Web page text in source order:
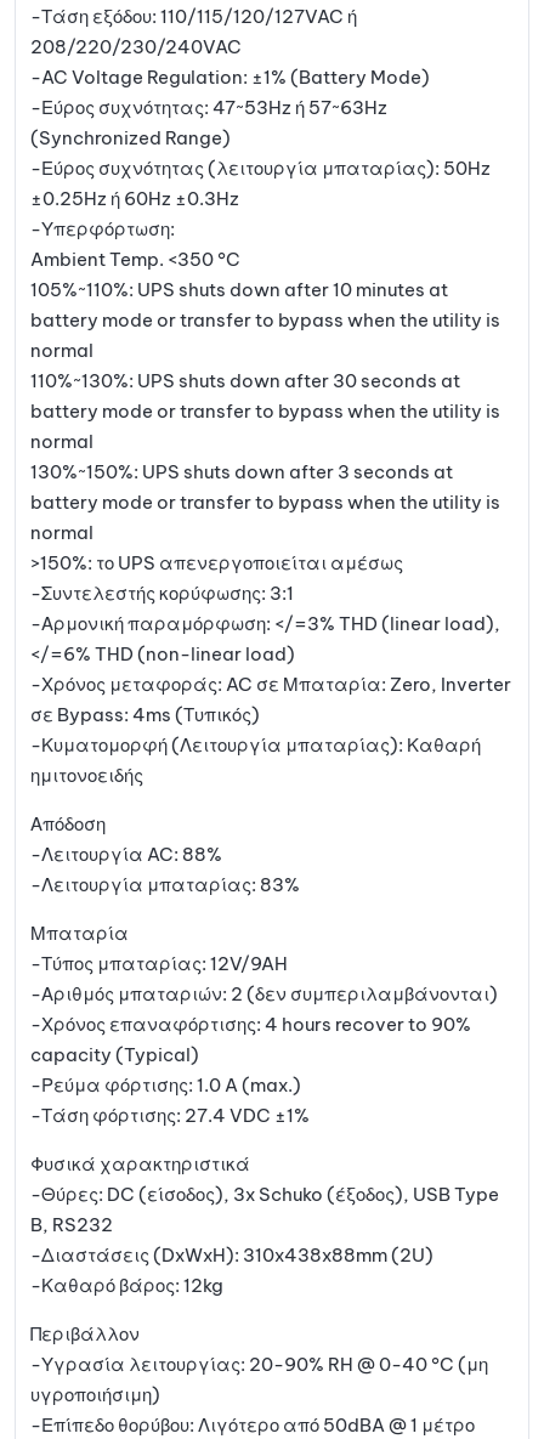
-Τάση εξόδου: 110/115/120/127VAC ή
208/220/230/240VAC
-AC Voltage Regulation: ±1% (Battery Mode)
-Εύρος συχνότητας: 47~53Hz ή 57~63Hz
(Synchronized Range)
-Εύρος συχνότητας (λειτουργία μπαταρίας): 50Hz
±0.25Hz ή 60Hz ±0.3Hz
-Υπερφόρτωση:
Ambient Temp. <350 °C
105%~110%: UPS shuts down after 10 minutes at
battery mode or transfer to bypass when the utility is
normal
110%~130%: UPS shuts down after 30 seconds at
battery mode or transfer to bypass when the utility is
normal
130%~150%: UPS shuts down after 3 seconds at
battery mode or transfer to bypass when the utility is
normal
>150%: το UPS απενεργοποιείται αμέσως
-Συντελεστής κορύφωσης: 3:1
-Αρμονική παραμόρφωση: </=3% THD (linear load),
</=6% THD (non-linear load)
-Χρόνος μεταφοράς: AC σε Μπαταρία: Zero, Inverter
σε Bypass: 4ms (Τυπικός)
-Κυματομορφή (Λειτουργία μπαταρίας): Καθαρή
ημιτονοειδής
Απόδοση
-Λειτουργία AC: 88%
-Λειτουργία μπαταρίας: 83%
Μπαταρία
-Τύπος μπαταρίας: 12V/9AH
-Αριθμός μπαταριών: 2 (δεν συμπεριλαμβάνονται)
-Χρόνος επαναφόρτισης: 4 hours recover to 90%
capacity (Typical)
-Ρεύμα φόρτισης: 1.0 A (max.)
-Τάση φόρτισης: 27.4 VDC ±1%
Φυσικά χαρακτηριστικά
-Θύρες: DC (είσοδος), 3x Schuko (έξοδος), USB Type
B, RS232
-Διαστάσεις (DxWxH): 310x438x88mm (2U)
-Καθαρό βάρος: 12kg
Περιβάλλον
-Υγρασία λειτουργίας: 20-90% RH @ 0-40 °C (μη
υγροποιήσιμη)
-Επίπεδο θορύβου: Λιγότερο από 50dBA @ 1 μέτρο